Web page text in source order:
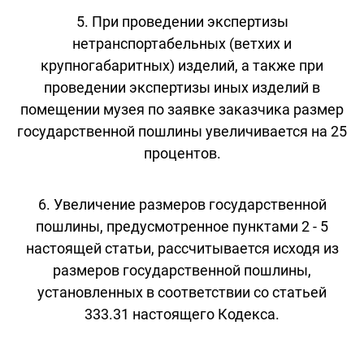
5. При проведении экспертизы
нетранспортабельных (ветхих и
крупногабаритных) изделий, а также при
проведении экспертизы иных изделий в
помещении музея по заявке заказчика размер
государственной пошлины увеличивается на 25
процентов.
6. Увеличение размеров государственной
пошлины, предусмотренное пунктами 2 - 5
настоящей статьи, рассчитывается исходя из
размеров государственной пошлины,
установленных в соответствии со статьей
333.31 настоящего Кодекса.